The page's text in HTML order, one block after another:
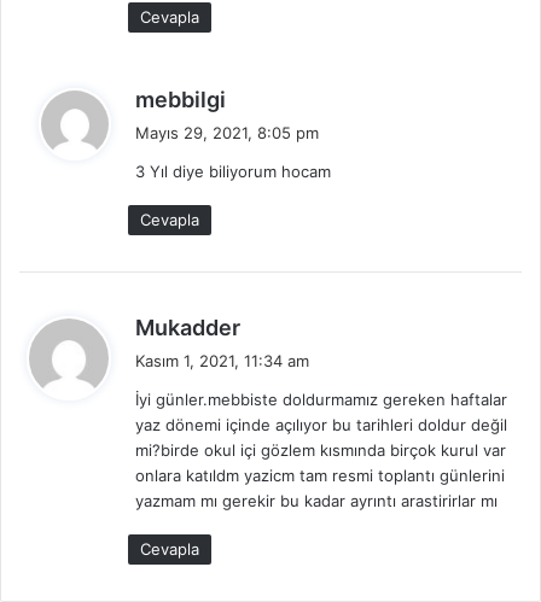
Cevapla
mebbilgi
e
i
Mayıs 29, 2021, 8:05 pm
3 Yıl diye biliyorum hocam
Cevapla
Mukadder
e
i
k
i
Kasım 1, 2021, 11:34 am
İyi günler.mebbiste doldurmamız gereken haftalar
yaz dönemi içinde açılıyor bu tarihleri doldur değil
mi?birde okul içi gözlem kısmında birçok kurul var
onlara katıldm yazicm tam resmi toplantı günlerini
yazmam mı gerekir bu kadar ayrıntı arastirirlar mı
Cevapla